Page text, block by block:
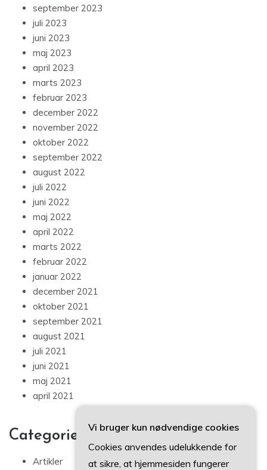
september 2023
juli 2023
juni 2023
maj 2023
april 2023
marts 2023
februar 2023
december 2022
november 2022
oktober 2022
september 2022
august 2022
juli 2022
juni 2022
maj 2022
april 2022
marts 2022
februar 2022
januar 2022
december 2021
oktober 2021
september 2021
august 2021
juli 2021
juni 2021
maj 2021
april 2021
Categories
Artikler
Vi bruger kun nødvendige cookies
Cookies anvendes udelukkende for
at sikre, at hjemmesiden fungerer